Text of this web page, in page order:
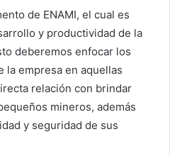
de ENAMI, el cual es
y productividad de la
deberemos enfocar los
empresa en aquellas
relación con brindar
mineros, además
y seguridad de sus